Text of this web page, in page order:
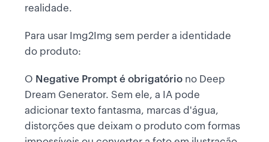
realidade.
Para usar Img2Img sem perder a identidade
do produto:
O Negative Prompt é obrigatório no Deep
Dream Generator. Sem ele, a IA pode
adicionar texto fantasma, marcas d'água,
distorções que deixam o produto com formas